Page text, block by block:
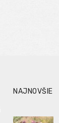
NAJNOVŠIE